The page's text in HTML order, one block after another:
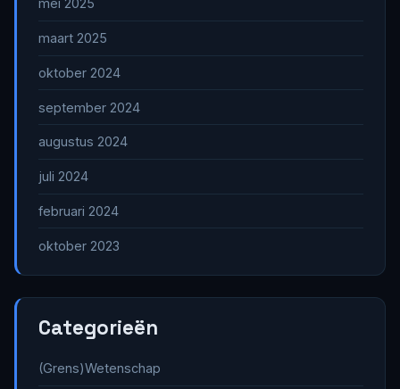
mei 2025
maart 2025
oktober 2024
september 2024
augustus 2024
juli 2024
februari 2024
oktober 2023
Categorieën
(Grens)Wetenschap